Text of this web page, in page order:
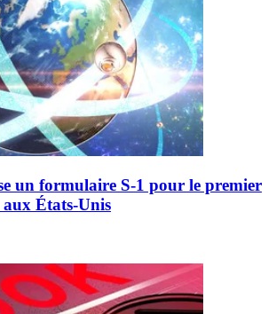
un formulaire S-1 pour le premier
États-Unis